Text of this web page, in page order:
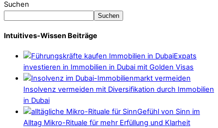
Suchen
Suchen
Intuitives-Wissen Beiträge
Expats
investieren in Immobilien in Dubai mit Golden Visas
Insolvenz vermeiden mit Diversifikation durch Immobilien
in Dubai
Gefühl von Sinn im
Alltag Mikro-Rituale für mehr Erfüllung und Klarheit